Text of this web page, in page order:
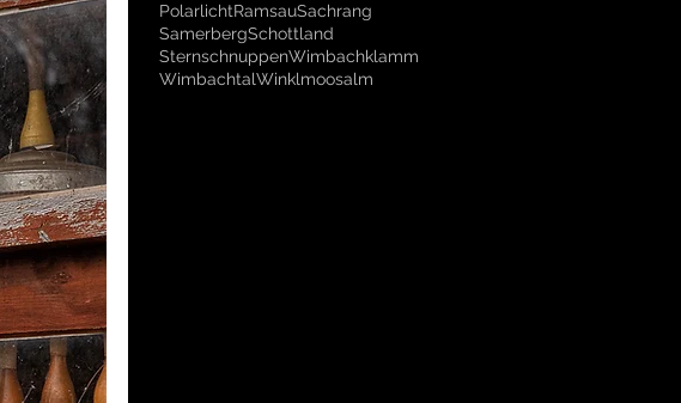
PolarlichtRamsauSachrang
SamerbergSchottland
SternschnuppenWimbachklamm
WimbachtalWinklmoosalm